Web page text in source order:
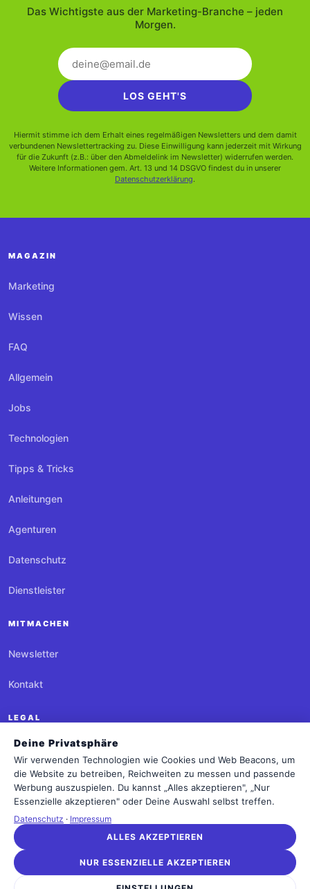
Das Wichtigste aus der Marketing-Branche – jeden
Morgen.
LOS GEHT'S
Hiermit stimme ich dem Erhalt eines regelmäßigen Newsletters und dem damit
verbundenen Newslettertracking zu. Diese Einwilligung kann jederzeit mit Wirkung
für die Zukunft (z.B.: über den Abmeldelink im Newsletter) widerrufen werden.
Weitere Informationen gem. Art. 13 und 14 DSGVO findest du in unserer
Datenschutzerklärung.
MAGAZIN
Marketing
Wissen
FAQ
Allgemein
Jobs
Technologien
Tipps & Tricks
Anleitungen
Agenturen
Datenschutz
Dienstleister
MITMACHEN
Newsletter
Kontakt
LEGAL
Impressum
Datenschutz
Cookie-Einstellungen
Agentur.rocks
Deine Privatsphäre
Wir verwenden Technologien wie Cookies und Web Beacons, um
die Website zu betreiben, Reichweiten zu messen und passende
Werbung auszuspielen. Du kannst „Alles akzeptieren", „Nur
Essenzielle akzeptieren" oder Deine Auswahl selbst treffen.
Datenschutz · Impressum
NUR ESSENZIELLE AKZEPTIEREN
ALLES AKZEPTIEREN